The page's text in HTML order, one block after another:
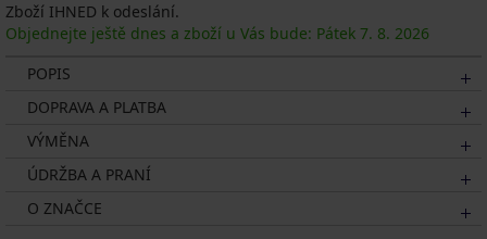
Zboží IHNED k odeslání.
Objednejte ještě dnes a zboží u Vás bude: Pátek 7. 8. 2026
POPIS
DOPRAVA A PLATBA
VÝMĚNA
ÚDRŽBA A PRANÍ
O ZNAČCE